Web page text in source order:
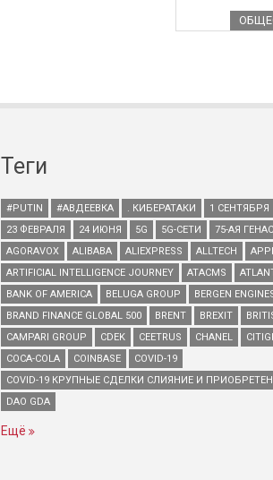
Теги
#PUTIN #АВДЕЕВКА . КИБЕРАТАКИ 1 СЕНТЯБРЯ
23 ФЕВРАЛЯ
24 ИЮНЯ 5G 5G-СЕТИ 75-АЯ
AGORAVOX
ALIBABA ALIEXPRESS ALLTECH
ARTIFICIAL INTELLIGENCE JOURNEY
ATACMS
BANK OF AMERICA
BELUGA GROUP BERGEN
BRAND FINANCE GLOBAL 500
BRENT BREXIT
CAMPARI GROUP
CDEK CEETRUS CHANEL
COCA-COLA
COINBASE
COVID-19
COVID-19 КРУПНЫЕ СДЕЛКИ СЛИЯНИЕ И
DAO GDA
Ещё